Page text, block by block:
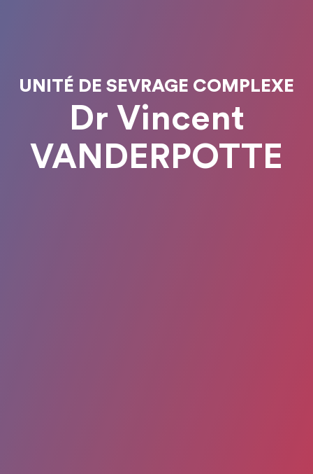
UNITÉ DE SEVRAGE COMPLEXE
Dr Vincent
VANDERPOTTE